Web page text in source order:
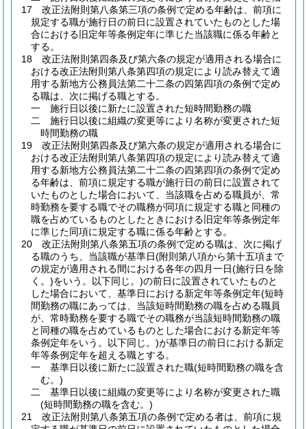
17
改正法附則第八条第三項の条例で定める年齢は、前項に
規定する職が施行日の前日に設置されていたものとした場
合における旧定年等条例定年に準じた当該職に係る年齢と
する。
18
改正法附則第四条及び第六条の規定が適用される場合に
おける改正法附則第八条第四項の規定により読み替えて適
用する新地方公務員法第二十二条の四第四項の条例で定め
る職は、次に掲げる職とする。
一
施行日以後に新たに設置された短時間勤務の職
二
施行日以後に組織の変更等により名称が変更された短
時間勤務の職
19
改正法附則第四条及び第六条の規定が適用される場合に
おける改正法附則第八条第四項の規定により読み替えて適
用する新地方公務員法第二十二条の四第四項の条例で定め
る年齢は、前項に規定する職が施行日の前日に設置されて
いたものとした場合において、当該職を占める職員が、常
時勤務を要する職でその職務が同項に規定する職と同種の
職を占めているものとしたときにおける旧定年等条例定年
に準じた同項に規定する職に係る年齢とする。
20
改正法附則第八条第五項の条例で定める職は、次に掲げ
る職のうち、当該職が基準日(附則第八項から第十五項まで
の規定が適用される間における各年の四月一日(施行日を除
く。)をいう。以下同じ。)の前日に設置されていたものと
した場合において、基準日における新定年等条例定年(短時
間勤務の職にあっては、当該短時間勤務の職を占める職員
が、常時勤務を要する職でその職務が当該短時間勤務の職
と同種の職を占めているものとした場合における新定年等
条例定年をいう。以下同じ。)が基準日の前日における新定
年等条例定年を超える職とする。
一
基準日以後に新たに設置された職(短時間勤務の職を含
む。)
二
基準日以後に組織の変更等により名称が変更された職
(短時間勤務の職を含む。)
21
改正法附則第八条第五項の条例で定める者は、前項に規